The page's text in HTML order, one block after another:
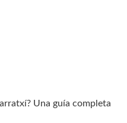
Una guía completa